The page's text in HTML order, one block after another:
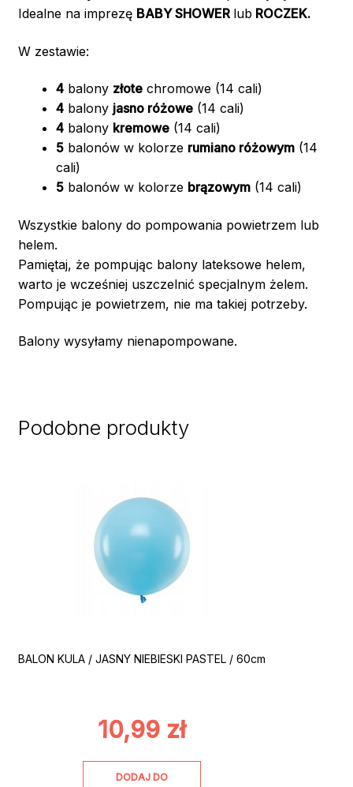
Idealne na imprezę BABY SHOWER lub ROCZEK.
W zestawie:
4balony złotechromowe (14 cali)
4balony jasno różowe(14 cali)
4balony kremowe(14 cali)
5balonów w kolorze rumiano różowym(14
cali)
5balonów w kolorze brązowym(14 cali)
Wszystkie balony do pompowania powietrzem lub
helem.
Pamiętaj, że pompując balony lateksowe helem,
warto je wcześniej uszczelnić specjalnym żelem.
Pompując je powietrzem, nie ma takiej potrzeby.
Balony wysyłamy nienapompowane.
Podobne produkty
BALON KULA / JASNY NIEBIESKI PASTEL / 60cm
10,99 zł
DODAJ DO